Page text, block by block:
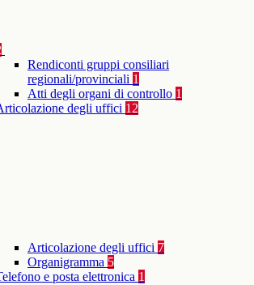
Rendiconti gruppi consiliari
regionali/provinciali 1
Atti degli organi di controllo 1
degli uffici 12
Articolazione degli uffici 7
Organigramma 5
e posta elettronica 1